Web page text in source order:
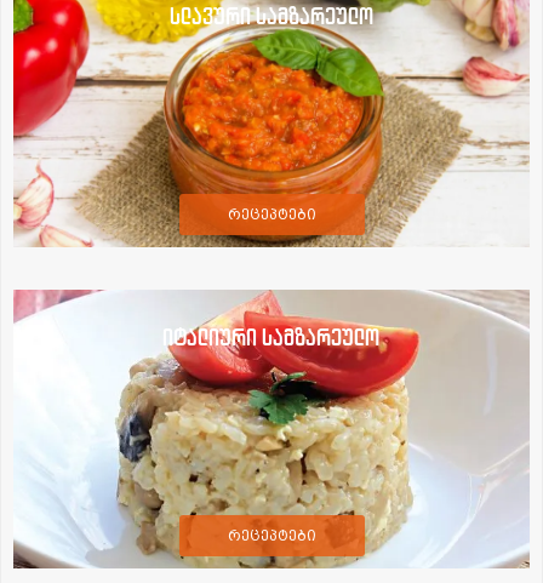
სლავური სამზარეულო
რეცეპტები
იტალიური სამზარეულო
რეცეპტები